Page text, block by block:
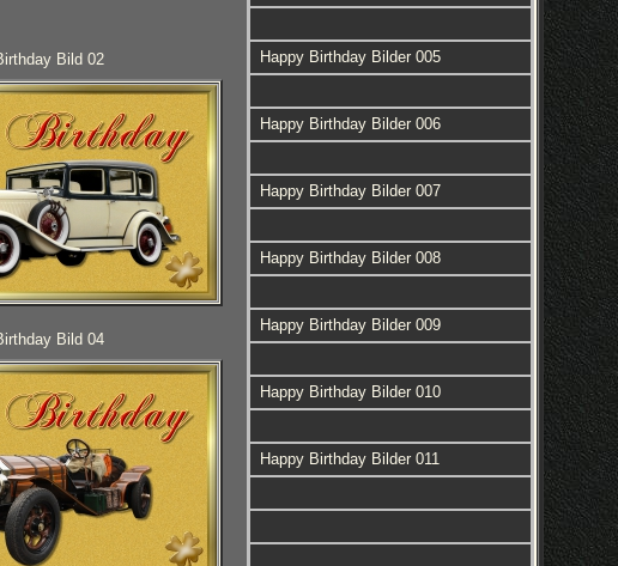
Bild 02
Bild 04
Happy Birthday Bilder 005
Happy Birthday Bilder 006
Happy Birthday Bilder 007
Happy Birthday Bilder 008
Happy Birthday Bilder 009
Happy Birthday Bilder 010
Happy Birthday Bilder 011